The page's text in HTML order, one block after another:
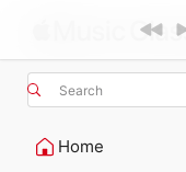
Search
Home